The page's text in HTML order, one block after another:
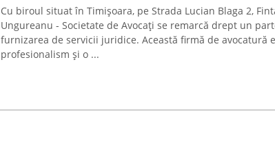
Cu biroul situat în Timișoara, pe Strada Lucian Blaga 2,
Ungureanu - Societate de Avocați se remarcă drept un
furnizarea de servicii juridice. Această firmă de avocatură
profesionalism și o ...